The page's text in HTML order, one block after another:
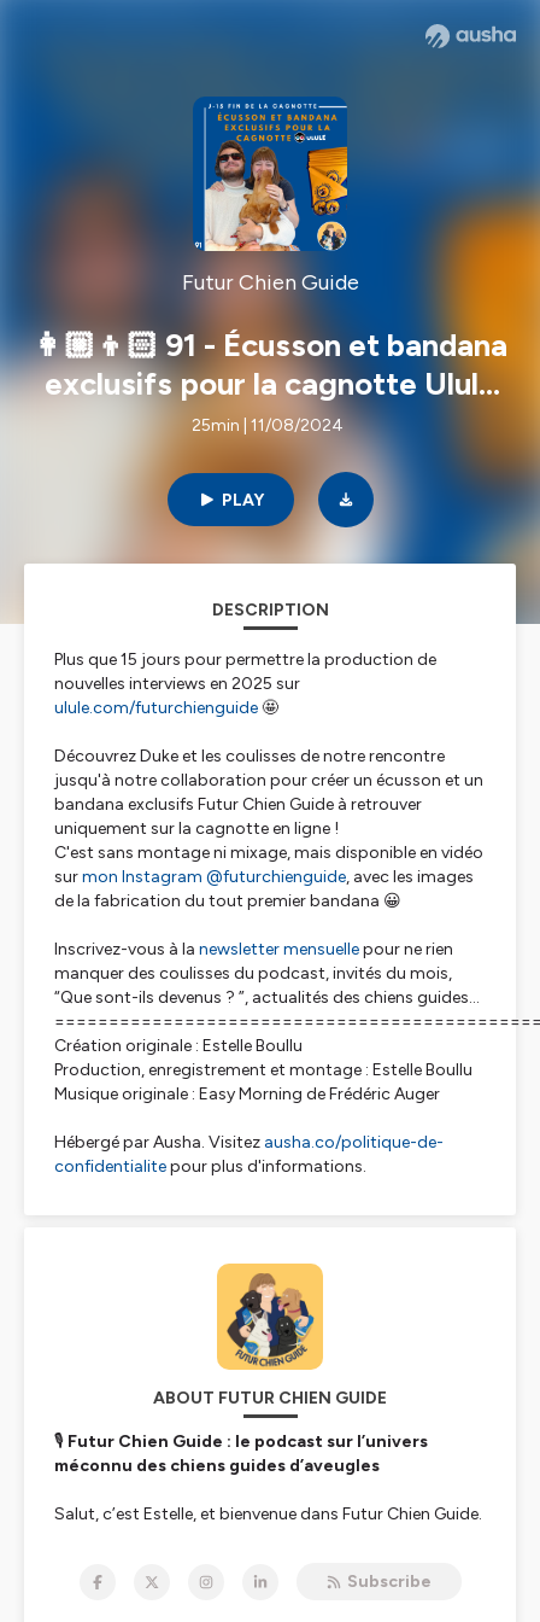
Futur Chien Guide
👩🏼👦🏻 91 - Écusson et bandana
exclusifs pour la cagnotte Ulule
(J-15 ⏱)
25min | 11/08/2024
PLAY
DESCRIPTION
Plus que 15 jours pour permettre la production de
nouvelles interviews en 2025 sur
ulule.com/futurchienguide🤩
Découvrez Duke et les coulisses de notre rencontre
jusqu'à notre collaboration pour créer un écusson et un
bandana exclusifs Futur Chien Guide à retrouver
uniquement sur la cagnotte en ligne !
C'est sans montage ni mixage, mais disponible en vidéo
surmon Instagram @futurchienguide, avec les images
de la fabrication du tout premier bandana 😀
Inscrivez-vous à la newsletter mensuellepour ne rien
manquer des coulisses du podcast, invités du mois,
“Que sont-ils devenus ? ”, actualités des chiens guides...
Création originale : Estelle Boullu
Production, enregistrement et montage : Estelle Boullu
Musique originale : Easy Morning de Frédéric Auger
Hébergé par Ausha. Visitez ausha.co/politique-de-
confidentialitepour plus d'informations.
ABOUT FUTUR CHIEN GUIDE
🎙️ Futur Chien Guide : le podcast sur l’univers
méconnu des chiens guides d’aveugles
Salut, c’est Estelle, et bienvenue dans Futur Chien Guide.
lien si précieux qui les unit à leur chien. Subscribe